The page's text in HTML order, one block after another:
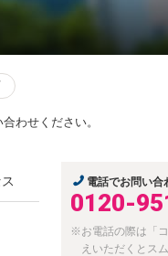
わせください。
電話でお問い合
0120-
※お電話の際は「
えいただくとス